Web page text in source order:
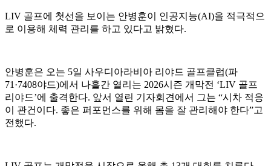
LIV 골프에 첫선을 보이는 안병훈이 인공지능(AI)을 적극적으
로 이용해 체력 관리를 하고 있다고 밝혔다.
안병훈은 오는 5일 사우디아라비아 리야드 골프클럽(파
71·7408야드)에서 나흘간 열리는 2026시즌 개막전 ‘LIV 골프
리야드’에 출격한다. 앞서 열린 기자회견에서 그는 “시차 적응
이 관건이다. 좋은 퍼포먼스를 위해 몸을 잘 관리해야 한다”고
전했다.